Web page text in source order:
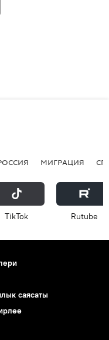
МИГРАЦИЯ
ТikТоk Rutube
саясаты